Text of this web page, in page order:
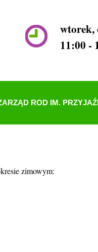
wtorek,
11:00 -
ROD IM.
zimowym: